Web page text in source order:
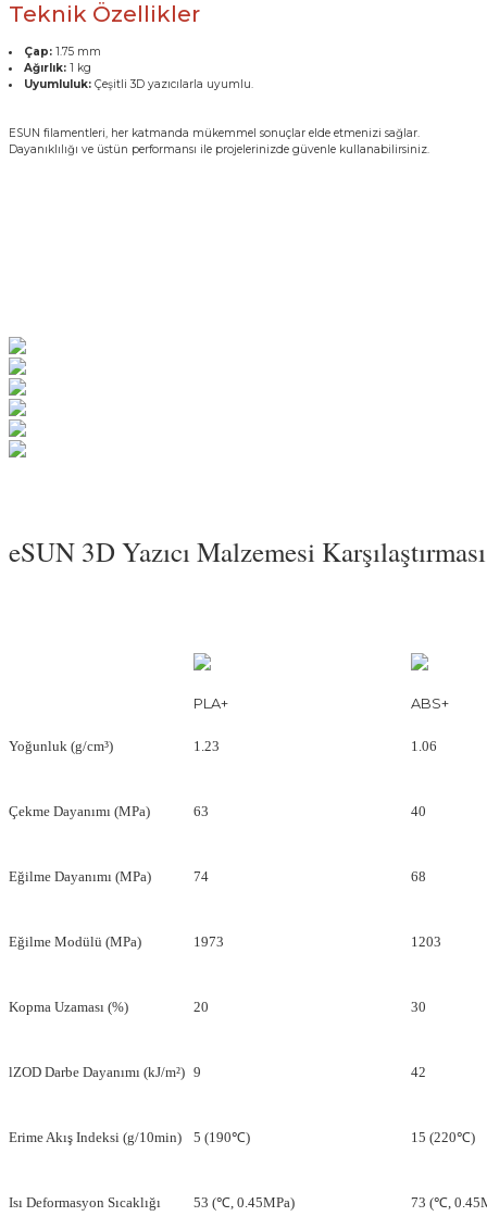
Teknik Özellikler
Çap: 1.75 mm
Ağırlık: 1 kg
Uyumluluk: Çeşitli 3D yazıcılarla uyumlu.
ESUN filamentleri, her katmanda mükemmel sonuçlar elde etmenizi sağlar.
Dayanıklılığı ve üstün performansı ile projelerinizde güvenle kullanabilirsiniz.
eSUN 3D Yazıcı Malzemesi
PLA+ ABS+
Yoğunluk (g/cm³) 1.23 1.06
Çekme Dayanımı (MPa) 63 40
Eğilme Dayanımı (MPa) 74 68
Eğilme Modülü (MPa) 1973 1203
Kopma Uzaması (%) 20 30
lZOD Darbe Dayanımı (kJ/m²) 9 42
Erime Akış Indeksi (g/10min) 5 (190℃) 15 (220℃)
Isı Deformasyon Sıcaklığı 53 (℃, 0.45MPa) 73 (℃,